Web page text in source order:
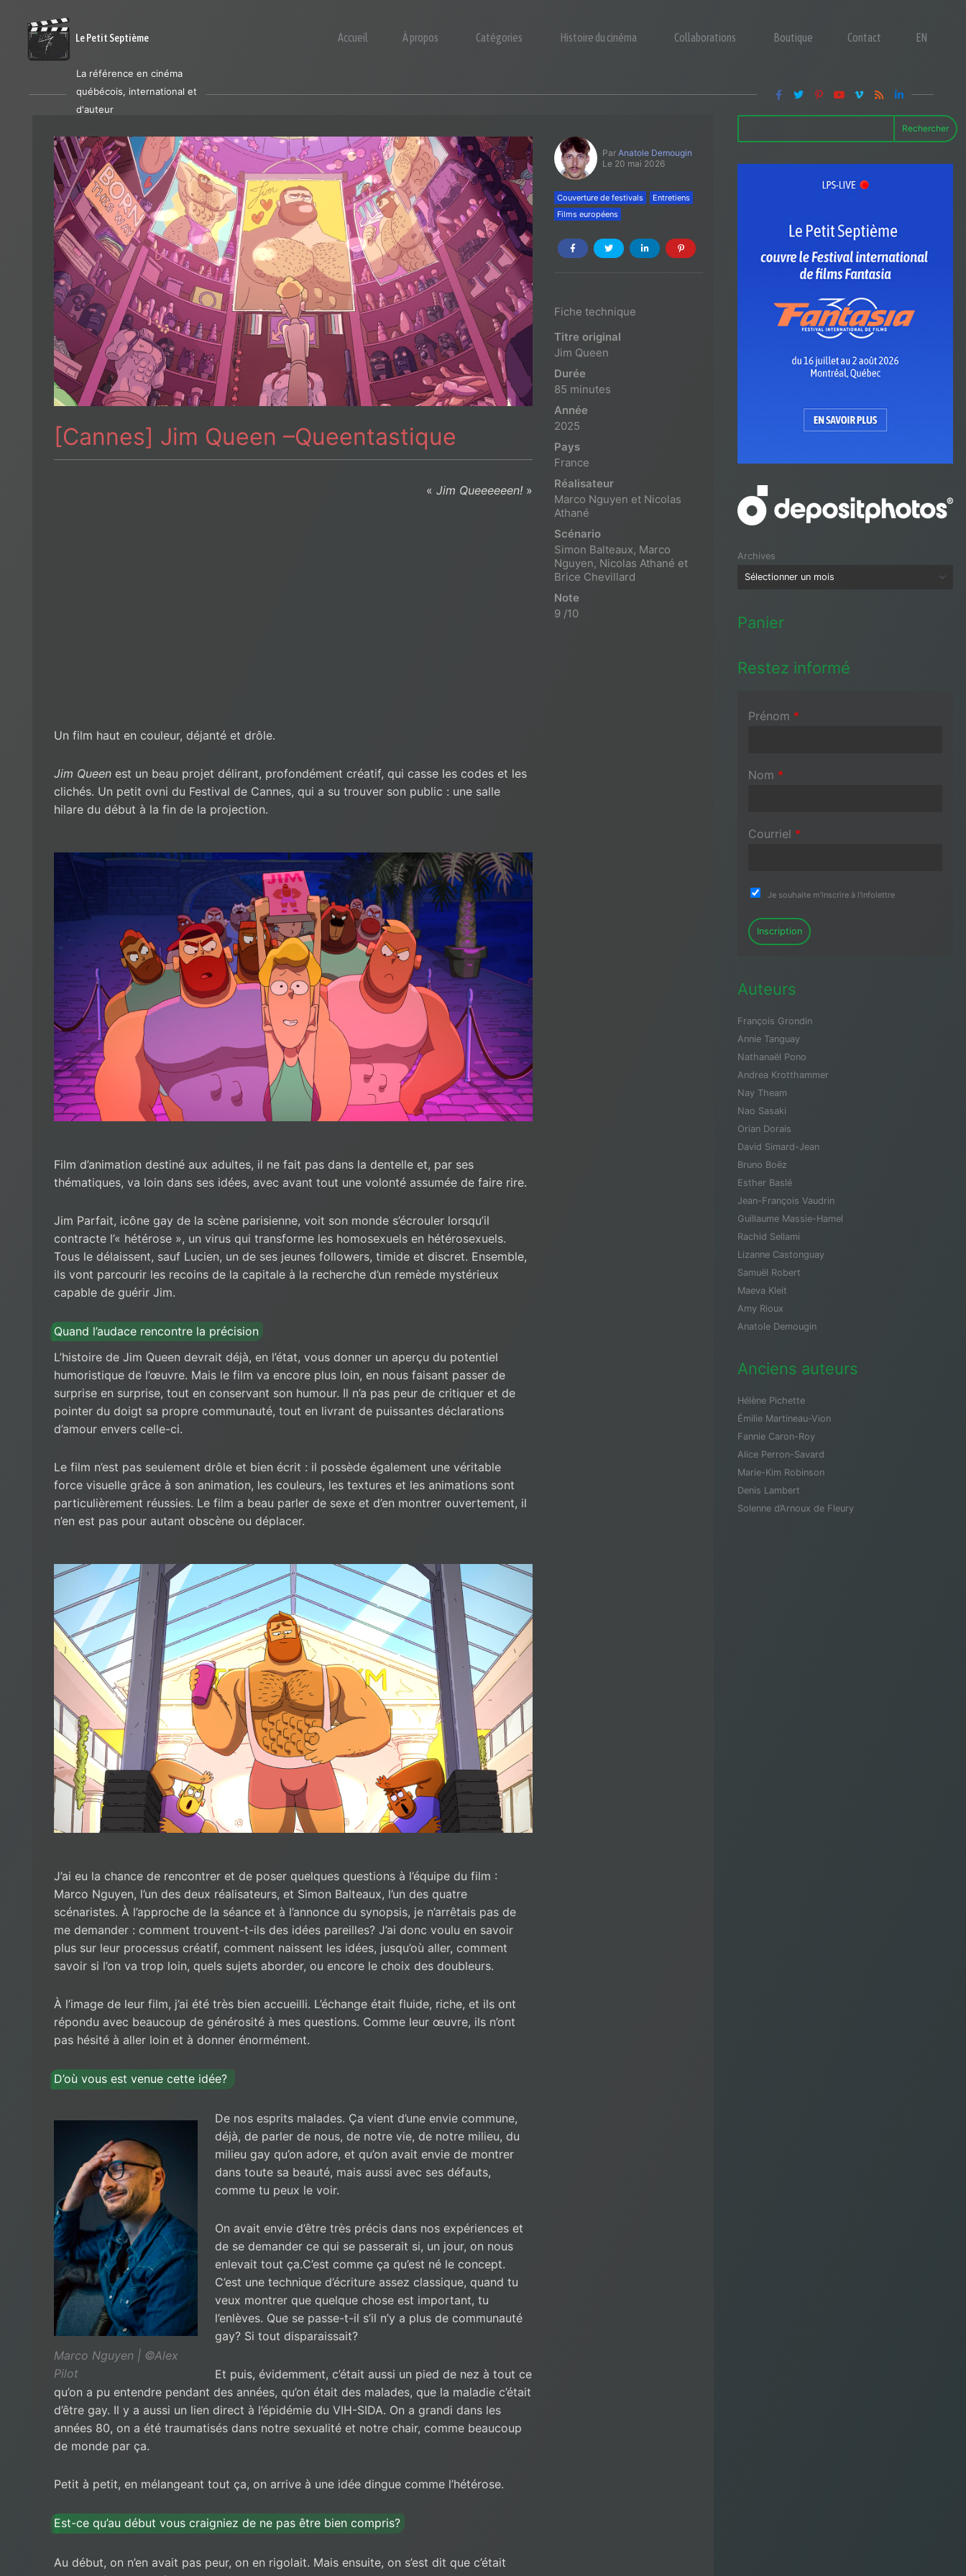
Le Petit Septième Accueil À propos Catégories Histoire du cinéma Collaborations Boutique Contact EN
La référence en cinéma
québécois, international et
d'auteur
[Cannes] Jim Queen –Queentastique
« Jim Queeeeeen! »
Un film haut en couleur, déjanté et drôle.
Jim Queen est un beau projet délirant, profondément créatif, qui casse les codes et les
clichés. Un petit ovni du Festival de Cannes, qui a su trouver son public : une salle
hilare du début à la fin de la projection.
Film d’animation destiné aux adultes, il ne fait pas dans la dentelle et, par ses
thématiques, va loin dans ses idées, avec avant tout une volonté assumée de faire rire.
Jim Parfait, icône gay de la scène parisienne, voit son monde s’écrouler lorsqu’il
contracte l’« hétérose », un virus qui transforme les homosexuels en hétérosexuels.
Tous le délaissent, sauf Lucien, un de ses jeunes followers, timide et discret. Ensemble,
ils vont parcourir les recoins de la capitale à la recherche d’un remède mystérieux
capable de guérir Jim.
Quand l’audace rencontre la précision
L’histoire de Jim Queen devrait déjà, en l’état, vous donner un aperçu du potentiel
humoristique de l’œuvre. Mais le film va encore plus loin, en nous faisant passer de
surprise en surprise, tout en conservant son humour. Il n’a pas peur de critiquer et de
pointer du doigt sa propre communauté, tout en livrant de puissantes déclarations
d’amour envers celle-ci.
Le film n’est pas seulement drôle et bien écrit : il possède également une véritable
force visuelle grâce à son animation, les couleurs, les textures et les animations sont
particulièrement réussies. Le film a beau parler de sexe et d’en montrer ouvertement, il
n’en est pas pour autant obscène ou déplacer.
J’ai eu la chance de rencontrer et de poser quelques questions à l’équipe du film :
Marco Nguyen, l’un des deux réalisateurs, et Simon Balteaux, l’un des quatre
scénaristes. À l’approche de la séance et à l’annonce du synopsis, je n’arrêtais pas de
me demander : comment trouvent-t-ils des idées pareilles? J’ai donc voulu en savoir
plus sur leur processus créatif, comment naissent les idées, jusqu’où aller, comment
savoir si l’on va trop loin, quels sujets aborder, ou encore le choix des doubleurs.
À l’image de leur film, j’ai été très bien accueilli. L’échange était fluide, riche, et ils ont
répondu avec beaucoup de générosité à mes questions. Comme leur œuvre, ils n’ont
pas hésité à aller loin et à donner énormément.
D’où vous est venue cette idée?
Marco Nguyen | ©Alex
Pilot
De nos esprits malades. Ça vient d’une envie commune,
déjà, de parler de nous, de notre vie, de notre milieu, du
milieu gay qu’on adore, et qu’on avait envie de montrer
dans toute sa beauté, mais aussi avec ses défauts,
comme tu peux le voir.
On avait envie d’être très précis dans nos expériences et
de se demander ce qui se passerait si, un jour, on nous
enlevait tout ça.C’est comme ça qu’est né le concept.
C’est une technique d’écriture assez classique, quand tu
veux montrer que quelque chose est important, tu
l’enlèves. Que se passe-t-il s’il n’y a plus de communauté
gay? Si tout disparaissait?
Et puis, évidemment, c’était aussi un pied de nez à tout ce
qu’on a pu entendre pendant des années, qu’on était des malades, que la maladie c’était
d’être gay. Il y a aussi un lien direct à l’épidémie du VIH-SIDA. On a grandi dans les
années 80, on a été traumatisés dans notre sexualité et notre chair, comme beaucoup
de monde par ça.
Petit à petit, en mélangeant tout ça, on arrive à une idée dingue comme l’hétérose.
Est-ce qu’au début vous craigniez de ne pas être bien compris?
Au début, on n’en avait pas peur, on en rigolait. Mais ensuite, on s’est dit que c’était
Par Anatole Demougin
Le 20 mai 2026
Couverture de festivals
Entretiens
Films européens
Fiche technique
Titre original
Jim Queen
Durée
85 minutes
Année
2025
Pays
France
Réalisateur
Marco Nguyen et Nicolas
Athané
Scénario
Simon Balteaux, Marco
Nguyen, Nicolas Athané et
Brice Chevillard
Note
9 /10
Rechercher
Archives
Panier
Restez informé
Prénom *
Nom *
Courriel *
Je souhaite m'inscrire à l'infolettre
Inscription
Auteurs
François Grondin
Annie Tanguay
Nathanaël Pono
Andrea Krotthammer
Nay Theam
Nao Sasaki
Orian Dorais
David Simard-Jean
Bruno Boëz
Esther Baslé
Jean-François Vaudrin
Guillaume Massie-Hamel
Rachid Sellami
Lizanne Castonguay
Samuël Robert
Maeva Kleit
Amy Rioux
Anatole Demougin
Anciens auteurs
Hélène Pichette
Émilie Martineau-Vion
Fannie Caron-Roy
Alice Perron-Savard
Marie-Kim Robinson
Denis Lambert
Solenne d’Arnoux de Fleury